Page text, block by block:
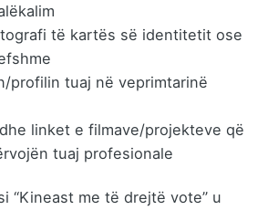
të kartës së identitetit ose
profilin tuaj në veprimtarinë
linket e filmave/projekteve që
tuaj profesionale
“Kineast me të drejtë vote” u